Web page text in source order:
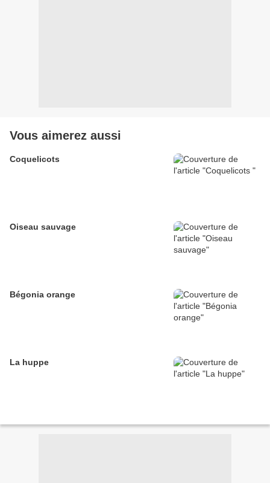
Vous aimerez aussi
Coquelicots
Oiseau sauvage
Bégonia orange
La huppe